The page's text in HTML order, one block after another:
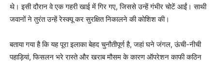
थे। इसी दौरान वे एक गहरी खाई में गिर गए, जिससे उन्हें गंभीर चोटें आईं। साथी
जवानों ने तुरंत उन्हें रेस्क्यू कर सुरक्षित निकालने की कोशिश की।
बताया गया है कि यह पूरा इलाका बेहद चुनौतीपूर्ण है, जहां घने जंगल, ऊंची-नीची
पहाड़ियां, फिसलन भरे रास्ते और खराब मौसम के कारण ऑपरेशन काफी कठिन